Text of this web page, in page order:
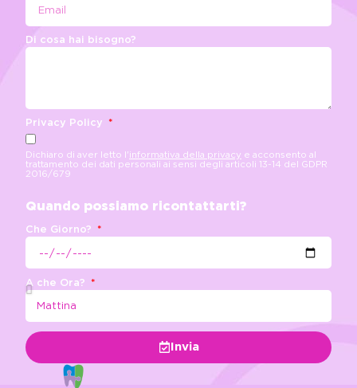
Di cosa hai bisogno?
Privacy Policy
Dichiaro di aver letto l'informativa della privacy e acconsento al
trattamento dei dati personali ai sensi degli articoli 13-14 del GDPR
2016/679
Quando possiamo ricontattarti?
Che Giorno?
A che Ora?
Invia